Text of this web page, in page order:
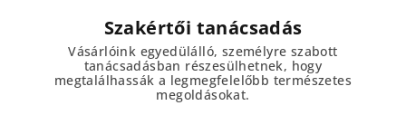
Szakértői tanácsadás
Vásárlóink egyedülálló, személyre szabott
tanácsadásban részesülhetnek, hogy
megtalálhassák a legmegfelelőbb természetes
megoldásokat.